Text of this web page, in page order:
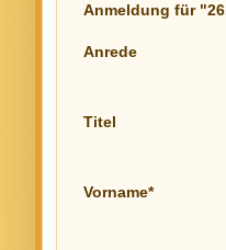
Anmeldung für
Anrede
Titel
Vorname*